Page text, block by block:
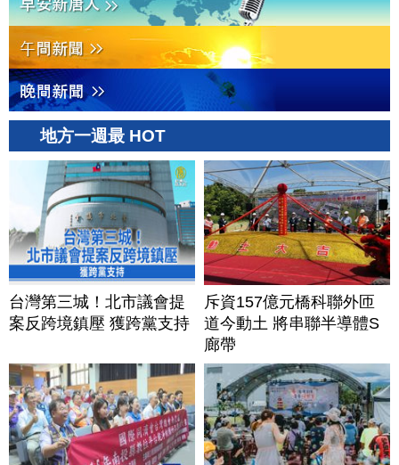
地方一週最 HOT
台灣第三城！北市議會提
案反跨境鎮壓 獲跨黨支持
斥資157億元橋科聯外匝
道今動土 將串聯半導體S
廊帶